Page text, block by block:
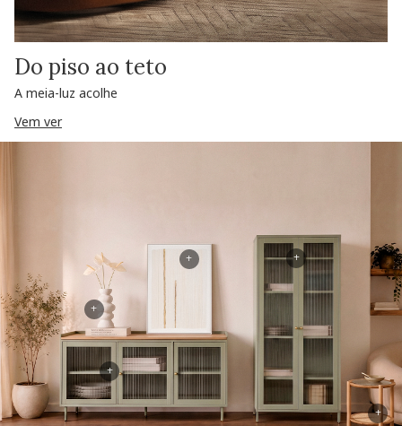
Do piso ao teto
A meia-luz acolhe
Vem ver
+
+
+
+
+